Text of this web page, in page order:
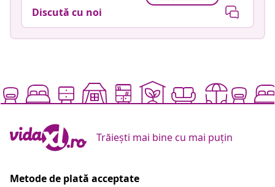
Discută cu noi
Trăiești mai bine cu mai puțin
Metode de plată acceptate